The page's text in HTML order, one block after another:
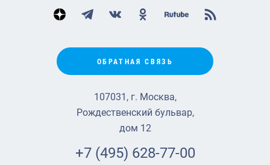
ОБРАТНАЯ СВЯЗЬ
107031, г. Москва,
Рождественский бульвар,
дом 12
+7 (495) 628-77-00